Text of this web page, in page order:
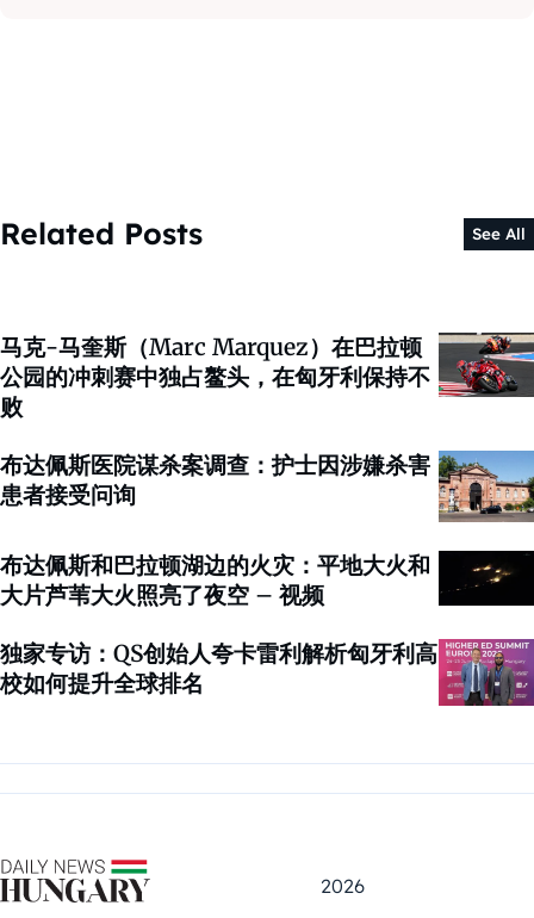
Related Posts See All
马克-马奎斯（Marc Marquez）在巴拉顿
公园的冲刺赛中独占鳌头，在匈牙利保持不
败
布达佩斯医院谋杀案调查：护士因涉嫌杀害
患者接受问询
布达佩斯和巴拉顿湖边的火灾：平地大火和
大片芦苇大火照亮了夜空 – 视频
独家专访：QS创始人夸卡雷利解析匈牙利高
校如何提升全球排名
2026